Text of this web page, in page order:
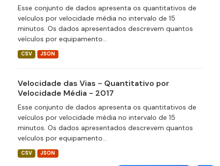
Esse conjunto de dados apresenta os quantitativos de
veículos por velocidade média no intervalo de 15
minutos. Os dados apresentados descrevem quantos
veículos por equipamento...
CSV JSON
Velocidade das Vias - Quantitativo por
Velocidade Média - 2017
Esse conjunto de dados apresenta os quantitativos de
veículos por velocidade média no intervalo de 15
minutos. Os dados apresentados descrevem quantos
veículos por equipamento...
CSV JSON